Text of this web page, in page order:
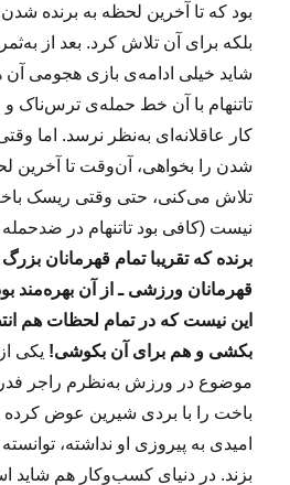
بود که تا آخرین لحظه به برنده شدن
بلکه برای آن تلاش کرد. بعد از
شاید خیلی ادامه‌ی بازی هجومی آن
تاتنهام با آن خط حمله‌ی ترس‌ناک‌
کار عاقلانه‌ای به‌نظر نرسد. اما
شدن را بخواهی، آن‌وقت تا آخرین
تلاش می‌کنی، حتی وقتی ریسک
نیست (کافی بود تاتنهام در
برنده که تقریبا تمام قهرمانان بزرگ
قهرمانان ورزشی ـ از آن بهره‌مند
این نیست که در تمام لحظات هم
بکشی و هم برای آن بکوشی! یکی
موضوع در ورزش به‌نظرم راجر
باخت را با بردی شیرین عوض
امیدی به پیروزی او نداشته،
بزند. در دنیای کسب‌وکار هم شاید